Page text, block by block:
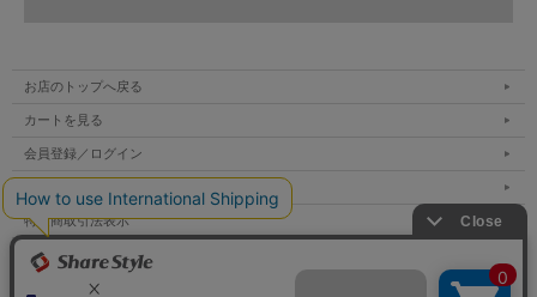
お店のトップへ戻る
カートを見る
会員登録／ログイン
特定商取引法表示
個人情報の取扱い
サイトマップ